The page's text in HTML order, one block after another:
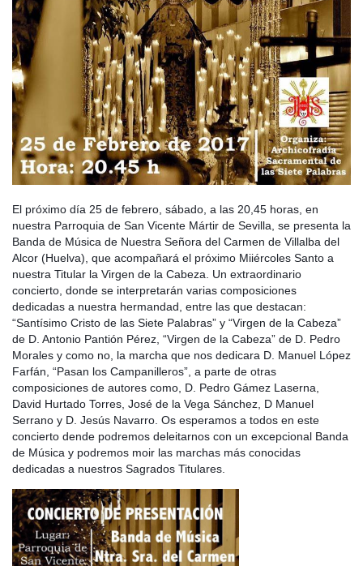
El próximo día 25 de febrero, sábado, a las 20,45 horas, en
nuestra Parroquia de San Vicente Mártir de Sevilla, se presenta la
Banda de Música de Nuestra Señora del Carmen de Villalba del
Alcor (Huelva), que acompañará el próximo Miiércoles Santo a
nuestra Titular la Virgen de la Cabeza. Un extraordinario
concierto, donde se interpretarán varias composiciones
dedicadas a nuestra hermandad, entre las que destacan:
“Santísimo Cristo de las Siete Palabras” y “Virgen de la Cabeza”
de D. Antonio Pantión Pérez, “Virgen de la Cabeza” de D. Pedro
Morales y como no, la marcha que nos dedicara D. Manuel López
Farfán, “Pasan los Campanilleros”, a parte de otras
composiciones de autores como, D. Pedro Gámez Laserna,
David Hurtado Torres, José de la Vega Sánchez, D Manuel
Serrano y D. Jesús Navarro. Os esperamos a todos en este
concierto dende podremos deleitarnos con un excepcional Banda
de Música y podremos moir las marchas más conocidas
dedicadas a nuestros Sagrados Titulares.